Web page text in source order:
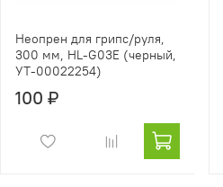
Неопрен для грипс/руля,
300 мм, HL-G03E (черный,
УТ-00022254)
100 ₽